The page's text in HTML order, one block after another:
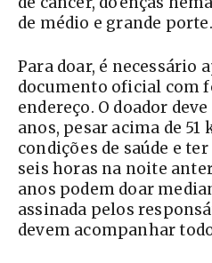
de médio e grande porte.
Para doar, é necessário
documento oficial com
endereço. O doador
anos, pesar acima de 51
condições de saúde e
seis horas na noite
anos podem doar
assinada pelos
devem acompanhar